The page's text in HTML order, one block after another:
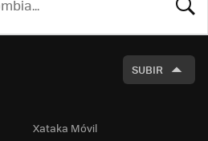
SUBIR
Xataka Móvil